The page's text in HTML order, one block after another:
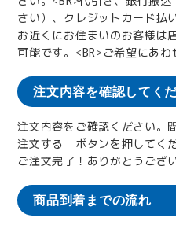
さい）、クレジットカード払
お近くにお住まいのお客様は
可能です。<BR>ご希望にあわ
注文内容を確認してく
注文内容をご確認ください。
注文する」ボタンを押してく
ご注文完了！ありがとうござ
商品到着までの流れ